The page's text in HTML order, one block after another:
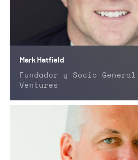
Mark Hatfield
Fundador y Socio
Ventures